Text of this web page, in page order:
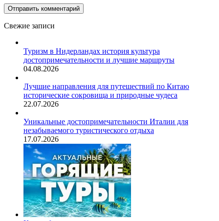
Свежие записи
Туризм в Нидерландах история культура
достопримечательности и лучшие маршруты
04.08.2026
Лучшие направления для путешествий по Китаю
исторические сокровища и природные чудеса
22.07.2026
Уникальные достопримечательности Италии для
незабываемого туристического отдыха
17.07.2026